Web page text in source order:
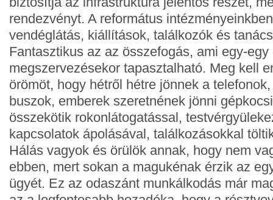
rendezvényt. A református
vendéglátás, kiállítások, találkozók és
Fantasztikus az az összefogás, ami egy-egy
megszervezésekor tapasztalható. Meg kell
örömöt, hogy hétről hétre jönnek a
buszok, emberek szeretnének jönni
összekötik rokonlátogatással,
kapcsolatok ápolásával, találkozásokkal
Hálás vagyok és örülök annak, hogy nem
ebben, mert sokan a magukénak érzik az
ügyét. Ez az odaszánt munkálkodás már